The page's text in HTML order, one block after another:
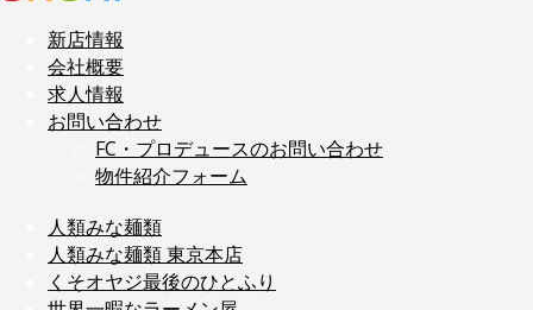
新店情報
会社概要
求人情報
お問い合わせ
FC・プロデュースのお問い合わせ
物件紹介フォーム
人類みな麺類
人類みな麺類 東京本店
くそオヤジ最後のひとふり